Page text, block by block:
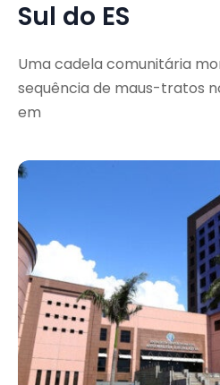
Sul do ES
Uma cadela comunitária
sequência de maus-tratos
em